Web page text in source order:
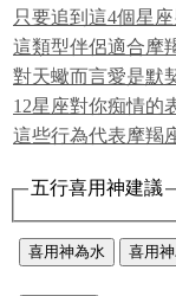
只要追到這4個星
這類型伴侶適合摩
對天蠍而言愛是默
12星座對你痴情的
這些行為代表摩羯
五行喜用神建議
喜用神為水 喜用